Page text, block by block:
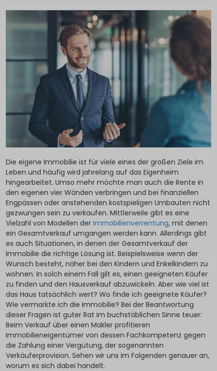
Die eigene Immobilie ist für viele eines der großen Ziele im
Leben und häufig wird jahrelang auf das Eigenheim
hingearbeitet. Umso mehr möchte man auch die Rente in
den eigenen vier Wänden verbringen und bei finanziellen
Engpässen oder anstehenden kostspieligen Umbauten nicht
gezwungen sein zu verkaufen. Mittlerweile gibt es eine
Vielzahl von Modellen der Immobilienverrentung, mit denen
ein Gesamtverkauf umgangen werden kann. Allerdings gibt
es auch Situationen, in denen der Gesamtverkauf der
Immobilie die richtige Lösung ist. Beispielsweise wenn der
Wunsch besteht, näher bei den Kindern und Enkelkindern zu
wohnen. In solch einem Fall gilt es, einen geeigneten Käufer
zu finden und den Hausverkauf abzuwickeln. Aber wie viel ist
das Haus tatsächlich wert? Wo finde ich geeignete Käufer?
Wie vermarkte ich die Immobilie? Bei der Beantwortung
dieser Fragen ist guter Rat im buchstäblichen Sinne teuer:
Beim Verkauf über einen Makler profitieren
Immobilieneigentümer von dessen Fachkompetenz gegen
die Zahlung einer Vergütung, der sogenannten
Verkäuferprovision. Sehen wir uns im Folgenden genauer an,
worum es sich dabei handelt.